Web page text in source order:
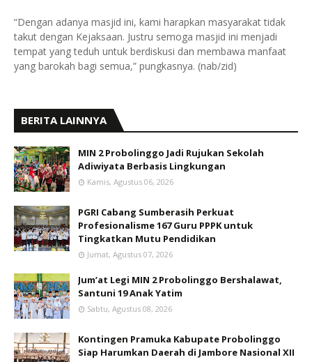
“Dengan adanya masjid ini, kami harapkan masyarakat tidak
takut dengan Kejaksaan. Justru semoga masjid ini menjadi
tempat yang teduh untuk berdiskusi dan membawa manfaat
yang barokah bagi semua,” pungkasnya. (nab/zid)
BERITA LAINNYA
MIN 2 Probolinggo Jadi Rujukan Sekolah
Adiwiyata Berbasis Lingkungan
Kamis, Agustus 06, 2026
PGRI Cabang Sumberasih Perkuat
Profesionalisme 167 Guru PPPK untuk
Tingkatkan Mutu Pendidikan
Jumat, Agustus 07, 2026
Jum’at Legi MIN 2 Probolinggo Bershalawat,
Santuni 19 Anak Yatim
Sabtu, Agustus 08, 2026
Kontingen Pramuka Kabupate Probolinggo
Siap Harumkan Daerah di Jambore Nasional XII